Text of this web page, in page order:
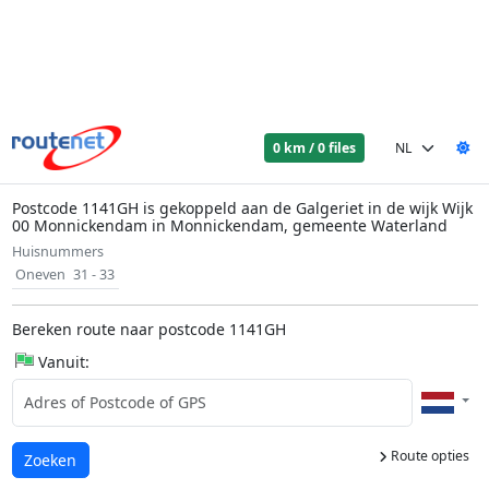
0 km / 0 files
Postcode 1141GH is gekoppeld aan de Galgeriet in de wijk Wijk
00 Monnickendam in Monnickendam, gemeente Waterland
Huisnummers
Oneven 31 - 33
Bereken route naar postcode 1141GH
Vanuit:
Route opties
Laden...
Zoeken